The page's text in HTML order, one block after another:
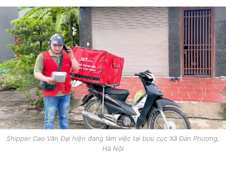
Shipper Cao Văn Đại hiện đang làm việc tại bưu cục Xã Đan Phượng,
Hà Nội